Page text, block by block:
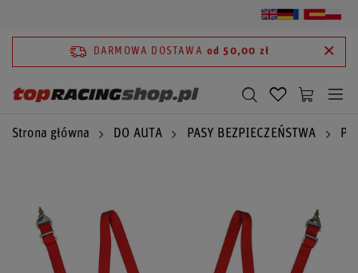
DARMOWA DOSTAWA od 50,00 zł
Strona główna DO AUTA PASY BEZPIECZEŃSTWA